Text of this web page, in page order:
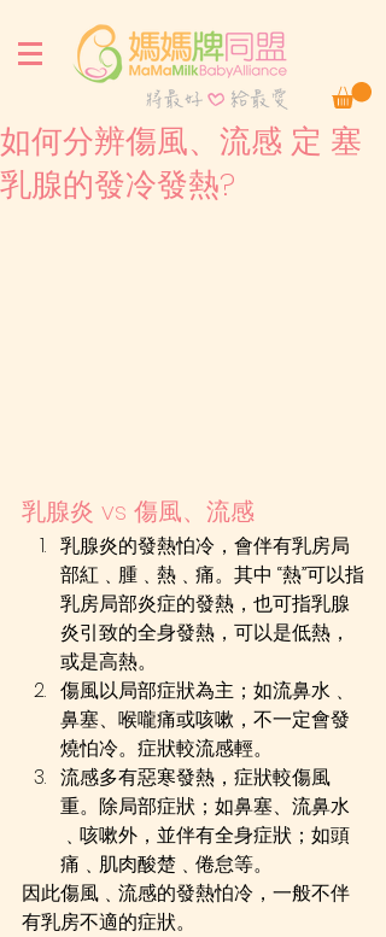
如何分辨傷風、流感 定 塞
乳腺的發冷發熱?
乳腺炎 vs 傷風、流感
乳腺炎的發熱怕冷，會伴有乳房局
部紅﹑腫﹑熱﹑痛。其中 “熱”可以指
乳房局部炎症的發熱，也可指乳腺
炎引致的全身發熱，可以是低熱，
或是高熱。
傷風以局部症狀為主；如流鼻水﹑
鼻塞、喉嚨痛或咳嗽，不一定會發
燒怕冷。症狀較流感輕。
流感多有惡寒發熱，症狀較傷風
重。除局部症狀；如鼻塞、流鼻水
﹑咳嗽外，並伴有全身症狀；如頭
痛﹑肌肉酸楚﹑倦怠等。
因此傷風﹑流感的發熱怕冷，一般不伴
有乳房不適的症狀。